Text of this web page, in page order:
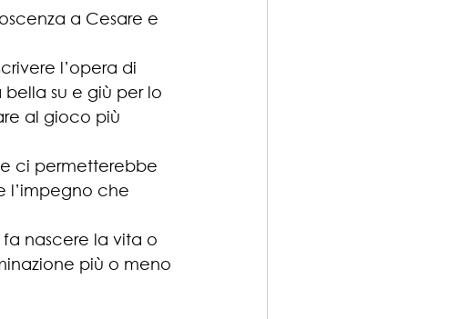
a Cesare e
l’opera di
su e giù per lo
al gioco più
ci permetterebbe
l’impegno che
nascere la vita o
più o meno